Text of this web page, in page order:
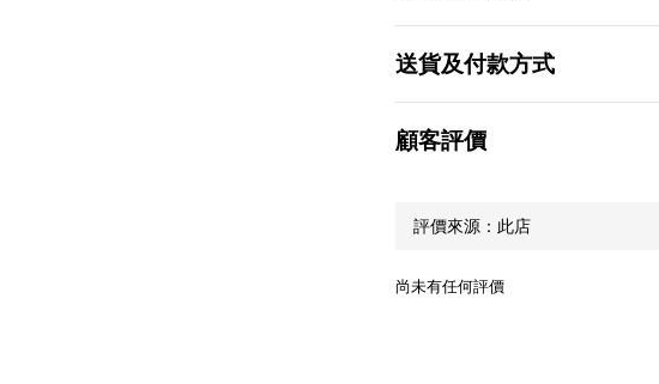
送貨及付款方式
顧客評價
尚未有任何評價